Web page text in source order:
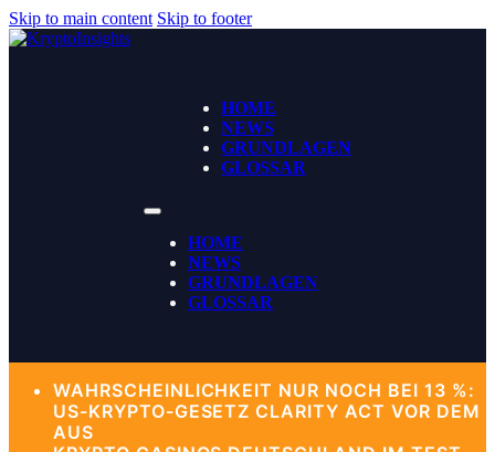
Skip to main content Skip to footer
HOME
NEWS
GRUNDLAGEN
GLOSSAR
HOME
NEWS
GRUNDLAGEN
GLOSSAR
WAHRSCHEINLICHKEIT NUR NOCH BEI 13 %:
US-KRYPTO-GESETZ CLARITY ACT VOR DEM
AUS